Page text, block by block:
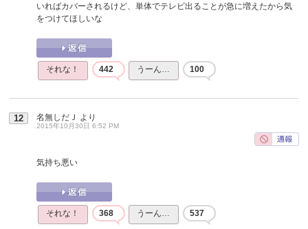
いればカバーされるけど、単体でテレビ出ることが急に増えたから気
をつけてほしいな
それな！ 442 うーん… 100
12 名無しだＪ より
2015年10月30日 6:52 PM
気持ち悪い
それな！ 368 うーん… 537